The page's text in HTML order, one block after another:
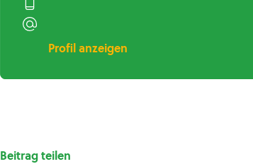
Profil anzeigen
Beitrag teilen